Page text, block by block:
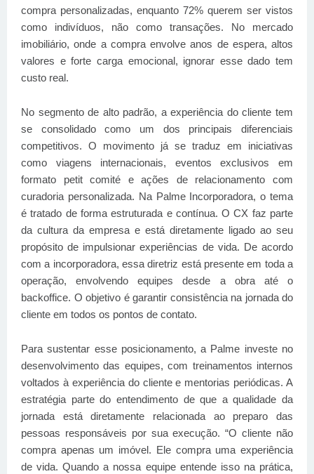
compra personalizadas, enquanto 72% querem ser vistos
como indivíduos, não como transações. No mercado
imobiliário, onde a compra envolve anos de espera, altos
valores e forte carga emocional, ignorar esse dado tem
custo real.
No segmento de alto padrão, a experiência do cliente tem
se consolidado como um dos principais diferenciais
competitivos. O movimento já se traduz em iniciativas
como viagens internacionais, eventos exclusivos em
formato petit comité e ações de relacionamento com
curadoria personalizada. Na Palme Incorporadora, o tema
é tratado de forma estruturada e contínua. O CX faz parte
da cultura da empresa e está diretamente ligado ao seu
propósito de impulsionar experiências de vida. De acordo
com a incorporadora, essa diretriz está presente em toda a
operação, envolvendo equipes desde a obra até o
backoffice. O objetivo é garantir consistência na jornada do
cliente em todos os pontos de contato.
Para sustentar esse posicionamento, a Palme investe no
desenvolvimento das equipes, com treinamentos internos
voltados à experiência do cliente e mentorias periódicas. A
estratégia parte do entendimento de que a qualidade da
jornada está diretamente relacionada ao preparo das
pessoas responsáveis por sua execução. “O cliente não
compra apenas um imóvel. Ele compra uma experiência
de vida. Quando a nossa equipe entende isso na prática,